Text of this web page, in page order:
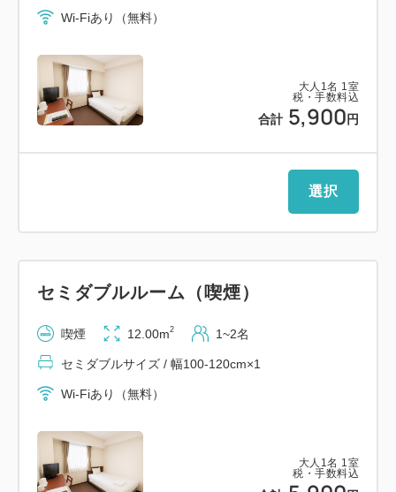
でも3日に1回はお部屋の清掃をいたします。
・大浴場完備 男女時間交代制（無料）
２階 女性：17：00～21：00 男性 21：15～
25：00
・温水洗浄便座完備・客室無料インターネットLAN
接続完備
ボンプレッサー各階完備（無料）
【駐車場のご案内】
・駐車場(事前TEL予約制・有料)
ださい。
料金は1泊1，500円（14時～翌11時まで）
【交通アクセス】
大人 1 名 1 室
税・手数料込
合計 5,900 円
Wi-Fiあり（無料）
選択
大人 1 名 1 室
税・手数料込
セミダブルルーム（喫煙）
喫煙 12.00m2 1~2名
セミダブルサイズ / 幅100-120cm×1
Wi-Fiあり（無料）